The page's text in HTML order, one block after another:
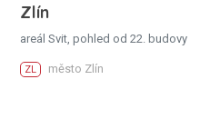
Zlín
areál Svit, pohled od 22. budovy
ZL město Zlín